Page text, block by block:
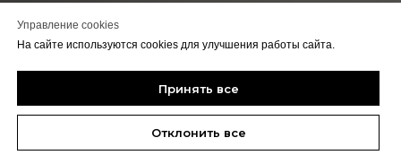
Управление cookies
На сайте используются cookies для улучшения работы сайта.
Принять все
Отклонить все